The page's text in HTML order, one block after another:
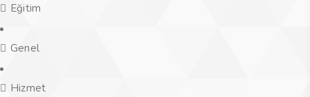
Eğitim
Genel
Hizmet